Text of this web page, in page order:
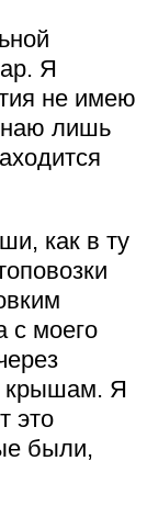
Я
не имею
лишь
как в ту
с моего
крышам. Я
это
были,